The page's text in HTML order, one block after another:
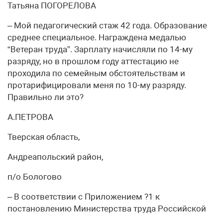
Татьяна ПОГОРЕЛОВА
– Мой педагогический стаж 42 года. Образование
среднее специальное. Награждена медалью
“Ветеран труда”. Зарплату начисляли по 14-му
разряду, но в прошлом году аттестацию не
проходила по семейным обстоятельствам и
протарифицировали меня по 10-му разряду.
Правильно ли это?
А.ПЕТРОВА
Тверская область,
Андреапольский район,
п/о Бологово
– В соответствии с Приложением ?1 к
постановлению Министерства труда Российской